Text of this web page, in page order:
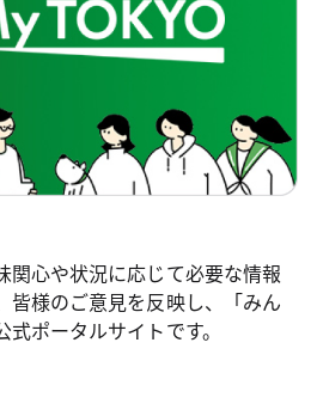
関心や状況に応じて必要な情報
皆様のご意見を反映し、「みん
ポータルサイトです。